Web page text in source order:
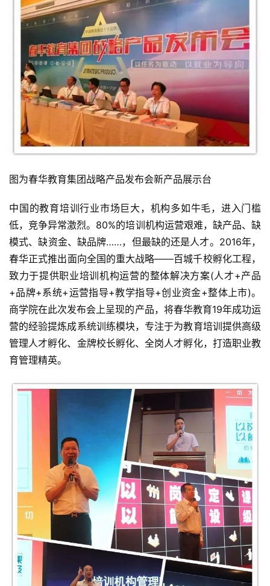
图为春华教育集团战略产品发布会新产品展示台
中国的教育培训行业市场巨大，机构多如牛毛，进入门槛
低，竞争异常激烈。80%的培训机构运营艰难，缺产品、缺
模式、缺资金、缺品牌……，但最缺的还是人才。2016年，
春华正式推出面向全国的重大战略——百城千校孵化工程，
致力于提供职业培训机构运营的整体解决方案(人才+产品
+品牌+系统+运营指导+教学指导+创业资金+整体上市)。
商学院在此次发布会上呈现的产品，将春华教育19年成功运
营的经验提炼成系统训练模块，专注于为教育培训提供高级
管理人才孵化、金牌校长孵化、全岗人才孵化，打造职业教
育管理精英。